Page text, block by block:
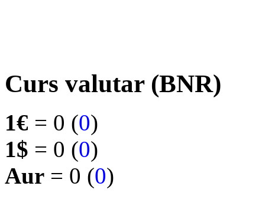
Curs valutar (BNR)
1€ = 0 (0)
1$ = 0 (0)
Aur = 0 (0)